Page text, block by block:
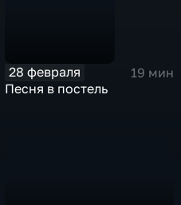
28 февраля
19 мин
Песня в постель